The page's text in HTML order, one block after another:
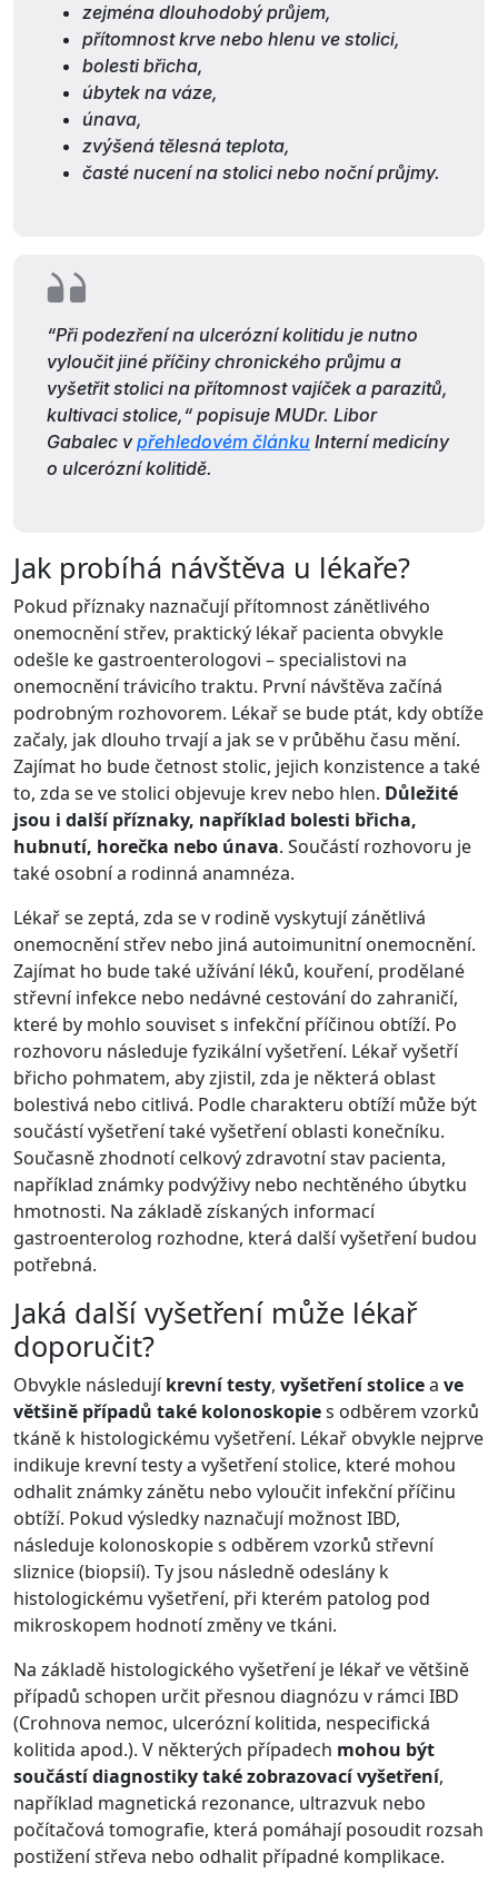
zejména dlouhodobý průjem,
přítomnost krve nebo hlenu ve stolici,
bolesti břicha,
úbytek na váze,
únava,
zvýšená tělesná teplota,
časté nucení na stolici nebo noční průjmy.
“Při podezření na ulcerózní kolitidu je nutno
vyloučit jiné příčiny chronického průjmu a
vyšetřit stolici na přítomnost vajíček a parazitů,
kultivaci stolice,“ popisuje MUDr. Libor
Gabalec vpřehledovém článku Interní medicíny
o ulcerózní kolitidě.
Jak probíhá návštěva u lékaře?
Pokud příznaky naznačují přítomnost zánětlivého
onemocnění střev, praktický lékař pacienta obvykle
odešle ke gastroenterologovi – specialistovi na
onemocnění trávicího traktu. První návštěva začíná
podrobným rozhovorem. Lékař se bude ptát, kdy obtíže
začaly, jak dlouho trvají a jak se v průběhu času mění.
Zajímat ho bude četnost stolic, jejich konzistence a také
to, zda se ve stolici objevuje krev nebo hlen. Důležité
jsou i další příznaky, například bolesti břicha,
hubnutí, horečka nebo únava. Součástí rozhovoru je
také osobní a rodinná anamnéza.
Lékař se zeptá, zda se v rodině vyskytují zánětlivá
onemocnění střev nebo jiná autoimunitní onemocnění.
Zajímat ho bude také užívání léků, kouření, prodělané
střevní infekce nebo nedávné cestování do zahraničí,
které by mohlo souviset s infekční příčinou obtíží. Po
rozhovoru následuje fyzikální vyšetření. Lékař vyšetří
břicho pohmatem, aby zjistil, zda je některá oblast
bolestivá nebo citlivá. Podle charakteru obtíží může být
součástí vyšetření také vyšetření oblasti konečníku.
Současně zhodnotí celkový zdravotní stav pacienta,
například známky podvýživy nebo nechtěného úbytku
hmotnosti. Na základě získaných informací
gastroenterolog rozhodne, která další vyšetření budou
potřebná.
Jaká další vyšetření může lékař
doporučit?
Obvykle následujíkrevní testy, vyšetření stolicea ve
většině případů také kolonoskopies odběrem vzorků
tkáně k histologickému vyšetření. Lékař obvykle nejprve
indikuje krevní testy a vyšetření stolice, které mohou
odhalit známky zánětu nebo vyloučit infekční příčinu
obtíží. Pokud výsledky naznačují možnost IBD,
následuje kolonoskopie s odběrem vzorků střevní
sliznice (biopsií). Ty jsou následně odeslány k
histologickému vyšetření, při kterém patolog pod
mikroskopem hodnotí změny ve tkáni.
Na základě histologického vyšetření je lékař ve většině
případů schopen určit přesnou diagnózu v rámci IBD
(Crohnova nemoc, ulcerózní kolitida, nespecifická
kolitida apod.). V některých případech mohou být
součástí diagnostiky také zobrazovací vyšetření,
například magnetická rezonance, ultrazvuk nebo
počítačová tomografie, která pomáhají posoudit rozsah
postižení střeva nebo odhalit případné komplikace.